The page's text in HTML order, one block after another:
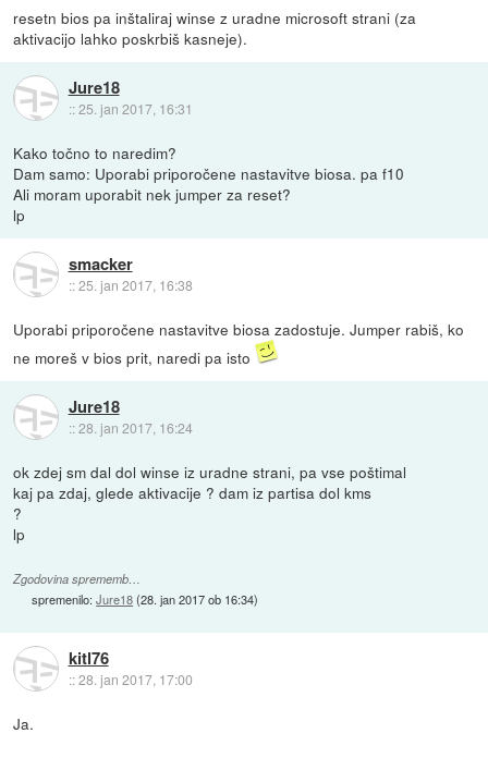
resetn bios pa inštaliraj winse z uradne microsoft strani (za
aktivacijo lahko poskrbiš kasneje).
Jure18
::25. jan 2017, 16:31
Kako točno to naredim?
Dam samo: Uporabi priporočene nastavitve biosa. pa f10
Ali moram uporabit nek jumper za reset?
lp
smacker
::25. jan 2017, 16:38
Uporabi priporočene nastavitve biosa zadostuje. Jumper rabiš, ko
ne moreš v bios prit, naredi pa isto
Jure18
::28. jan 2017, 16:24
ok zdej sm dal dol winse iz uradne strani, pa vse poštimal
kaj pa zdaj, glede aktivacije ? dam iz partisa dol kms
?
lp
Zgodovina sprememb…
spremenilo:Jure18(28. jan 2017 ob 16:34)
kitl76
::28. jan 2017, 17:00
Ja.